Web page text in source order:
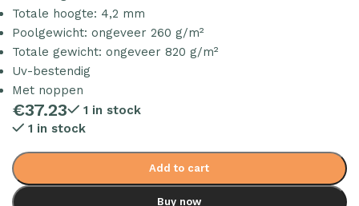
Totale hoogte: 4,2 mm
Poolgewicht: ongeveer 260 g/m²
Totale gewicht: ongeveer 820 g/m²
Uv-bestendig
Met noppen
€37.23
1 in stock
1 in stock
Add to cart
Buy now